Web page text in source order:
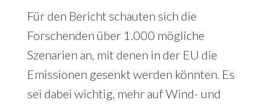
Für den Bericht schauten sich die
Forschenden über 1.000 mögliche
Szenarien an, mit denen in der EU die
Emissionen gesenkt werden könnten. Es
sei dabei wichtig, mehr auf Wind- und